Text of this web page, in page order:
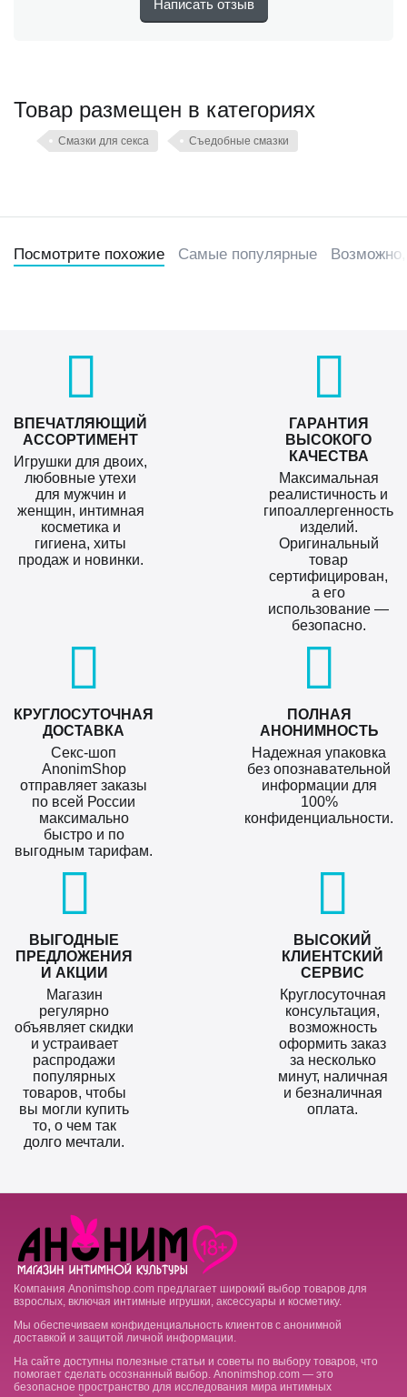
Написать отзыв
Товар размещен в категориях
Смазки для секса Съедобные смазки
Посмотрите похожие Самые популярные Возможно,
ВПЕЧАТЛЯЮЩИЙ
АССОРТИМЕНТ
Игрушки для двоих,
любовные утехи
для мужчин и
женщин, интимная
косметика и
гигиена, хиты
продаж и новинки.
ГАРАНТИЯ
ВЫСОКОГО
КАЧЕСТВА
Максимальная
реалистичность и
гипоаллергенность
изделий.
Оригинальный
товар
сертифицирован,
а его
использование —
безопасно.
КРУГЛОСУТОЧНАЯ
ДОСТАВКА
Секс-шоп
AnonimShop
отправляет заказы
по всей России
максимально
быстро и по
выгодным тарифам.
ПОЛНАЯ
АНОНИМНОСТЬ
Надежная упаковка
без опознавательной
информации для
100%
конфиденциальности.
ВЫГОДНЫЕ
ПРЕДЛОЖЕНИЯ
И АКЦИИ
Магазин
регулярно
объявляет скидки
и устраивает
распродажи
популярных
товаров, чтобы
вы могли купить
то, о чем так
долго мечтали.
ВЫСОКИЙ
КЛИЕНТСКИЙ
СЕРВИС
Круглосуточная
консультация,
возможность
оформить заказ
за несколько
минут, наличная
и безналичная
оплата.
Компания Anonimshop.com предлагает широкий выбор товаров для
взрослых, включая интимные игрушки, аксессуары и косметику.
Мы обеспечиваем конфиденциальность клиентов с анонимной
доставкой и защитой личной информации.
На сайте доступны полезные статьи и советы по выбору товаров, что
помогает сделать осознанный выбор. Anonimshop.com — это
безопасное пространство для исследования мира интимных